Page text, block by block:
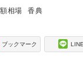
相場
タグ
香典
ブックマーク LINE